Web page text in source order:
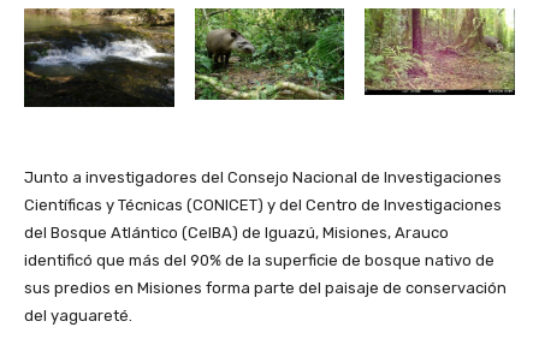
Junto a investigadores del Consejo Nacional de Investigaciones
Científicas y Técnicas (CONICET) y del Centro de Investigaciones
del Bosque Atlántico (CeIBA) de Iguazú, Misiones, Arauco
identificó que más del 90% de la superficie de bosque nativo de
sus predios en Misiones forma parte del paisaje de conservación
del yaguareté.